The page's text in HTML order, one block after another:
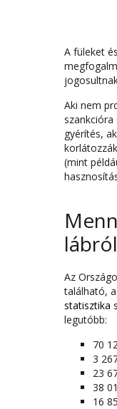
A füleket
Aki nem
gyérítés,
(mint
Az
található, a
statisztika
legutóbb:
70
3
23
38
16